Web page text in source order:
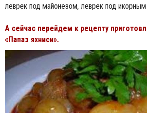
леврек под майонезом, леврек под
А сейчас перейдем к рецепту
«Папаз яхниси».